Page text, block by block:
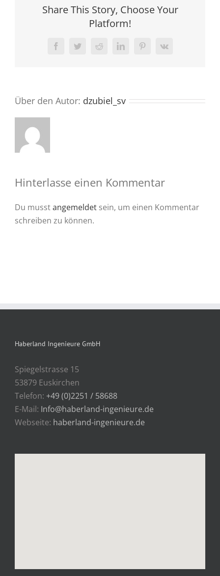
Share This Story, Choose Your
Platform!
FacebookTwitterRedditLinkedInPinterest
Vk
Über den Autor: dzubiel_sv
Hinterlasse einen Kommentar
Du musstangemeldet sein, um einen Kommentar
schreiben zu können.
Haberland Ingenieure GmbH
Spiegelstrasse 15
53879 Euskirchen
Telefon: +49 (0)2251 / 58688
E-Mail: Info@haberland-ingenieure.de
Webseite: haberland-ingenieure.de